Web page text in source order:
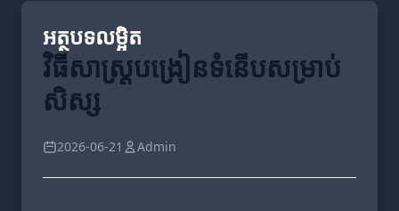
អត្ថបទលម្អិត
វិធីសាស្ត្របង្រៀនទំនើបសម្រាប់
សិស្ស
2026-06-21 Admin